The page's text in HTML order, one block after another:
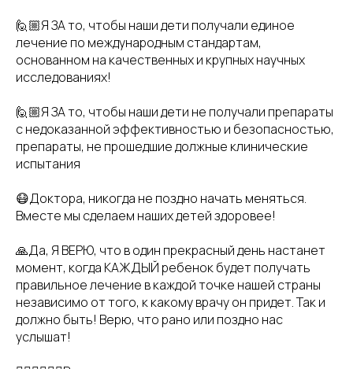
🙋🏼Я ЗА то, чтобы наши дети получали единое
лечение по международным стандартам,
основанном на качественных и крупных научных
исследованиях!
🙋🏼Я ЗА то, чтобы наши дети не получали препараты
с недоказанной эффективностью и безопасностью,
препараты, не прошедшие должные клинические
испытания
😷Доктора, никогда не поздно начать меняться.
Вместе мы сделаем наших детей здоровее!
🙏Да, Я ВЕРЮ, что в один прекрасный день настанет
момент, когда КАЖДЫЙ ребенок будет получать
правильное лечение в каждой точке нашей страны
независимо от того, к какому врачу он придет. Так и
должно быть! Верю, что рано или поздно нас
услышат!